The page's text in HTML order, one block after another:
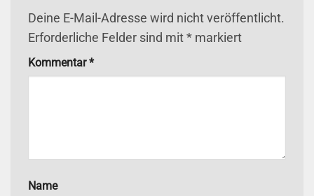
Deine E-Mail-Adresse wird nicht veröffentlicht.
Erforderliche Felder sind mit * markiert
Kommentar*
Name